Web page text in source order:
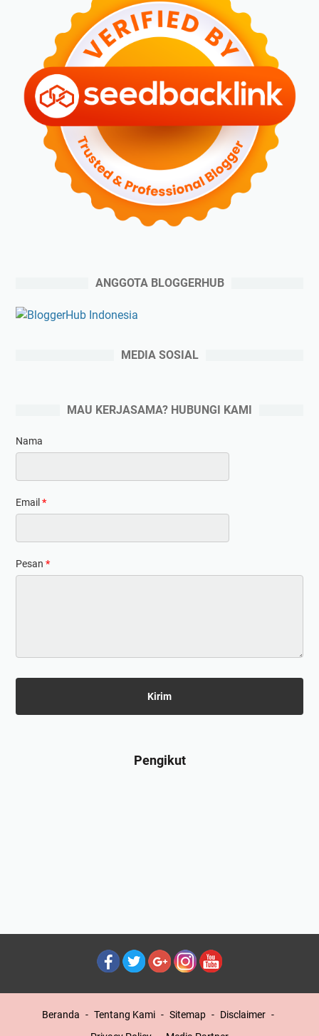
ANGGOTA BLOGGERHUB
MEDIA SOSIAL
MAU KERJASAMA? HUBUNGI KAMI
Nama
Email *
Pesan *
Pengikut
Beranda Tentang Kami Sitemap
Disclaimer